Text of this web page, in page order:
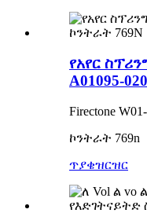
የአየር
A01095-
Firectone
ኮንትራት 769n
ጥያቄዝርዝር